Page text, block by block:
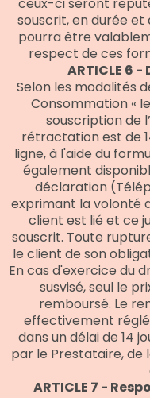
souscrit, en durée
pourra être
respect de ces
ARTICLE 6
Selon les modalités
Consommation «
souscription de
rétractation est de
ligne, à l'aide du
également
déclaration
exprimant la volonté
client est lié et ce
souscrit. Toute
le client de son
En cas d'exercice du
susvisé, seul le
remboursé. Le
effectivement
dans un délai de 14
par le Prestataire,
ARTICLE 7 -